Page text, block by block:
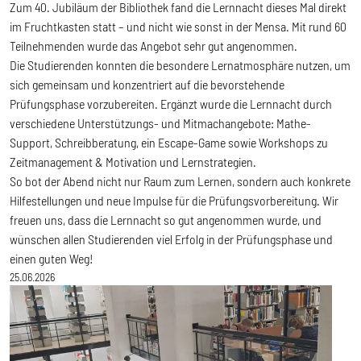
Zum 40. Jubiläum der Bibliothek fand die Lernnacht dieses Mal direkt
im Fruchtkasten statt – und nicht wie sonst in der Mensa. Mit rund 60
Teilnehmenden wurde das Angebot sehr gut angenommen.
Die Studierenden konnten die besondere Lernatmosphäre nutzen, um
sich gemeinsam und konzentriert auf die bevorstehende
Prüfungsphase vorzubereiten. Ergänzt wurde die Lernnacht durch
verschiedene Unterstützungs- und Mitmachangebote: Mathe-
Support, Schreibberatung, ein Escape-Game sowie Workshops zu
Zeitmanagement & Motivation und Lernstrategien.
So bot der Abend nicht nur Raum zum Lernen, sondern auch konkrete
Hilfestellungen und neue Impulse für die Prüfungsvorbereitung. Wir
freuen uns, dass die Lernnacht so gut angenommen wurde, und
wünschen allen Studierenden viel Erfolg in der Prüfungsphase und
einen guten Weg!
25.06.2026